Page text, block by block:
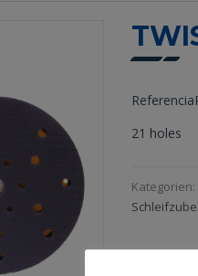
21 holes
Kategorien: